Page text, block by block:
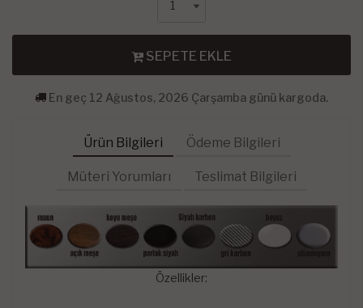
SEPETE EKLE
En geç 12 Ağustos, 2026 Çarşamba günü kargoda.
Ürün Bilgileri Ödeme Bilgileri
Müteri Yorumları Teslimat Bilgileri
Özellikler: